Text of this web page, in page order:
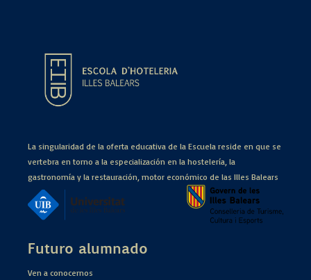
La singularidad de la oferta educativa de la Escuela reside en que se
vertebra en torno a la especialización en la hostelería, la
gastronomía y la restauración, motor económico de las Illes Balears
Futuro alumnado
Ven a conocernos